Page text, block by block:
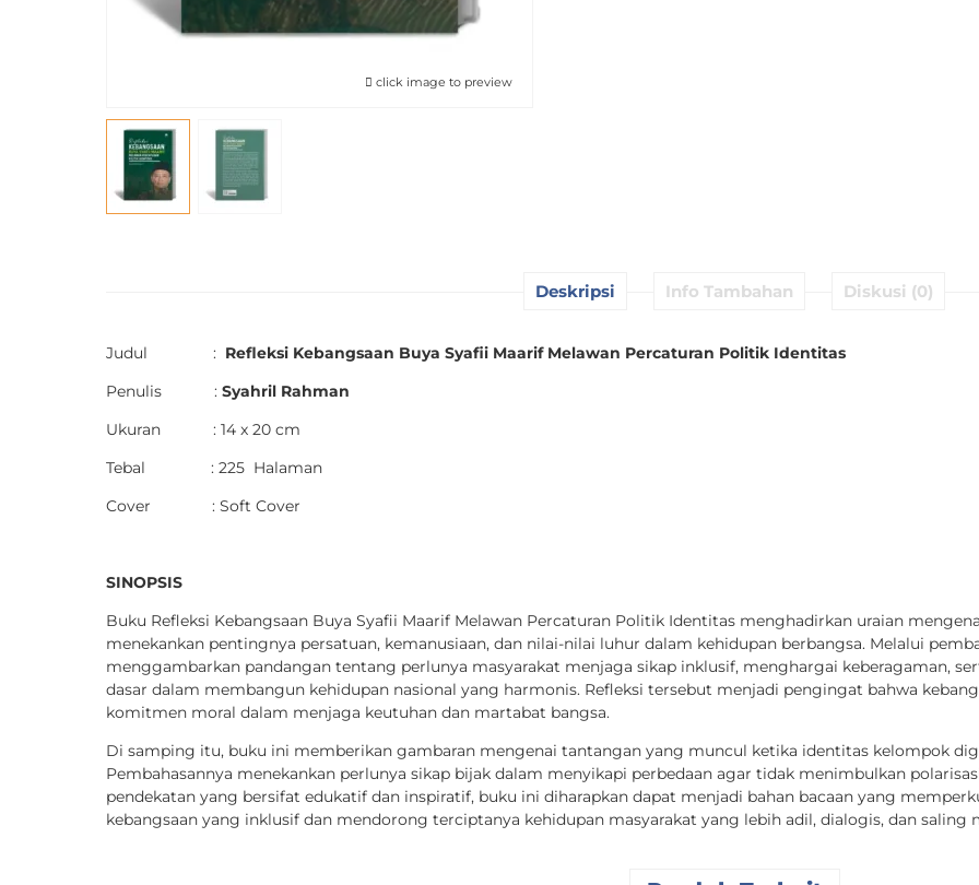
click image to preview
Deskripsi Info Tambahan Diskusi (0)
Judul : Refleksi Kebangsaan Buya Syafii Maarif Melawan Percaturan Politik Identitas
Penulis : Syahril Rahman
Ukuran : 14 x 20 cm
Tebal : 225 Halaman
Cover : Soft Cover
SINOPSIS
Buku Refleksi Kebangsaan Buya Syafii Maarif Melawan Percaturan Politik Identitas menghadirkan uraian
menekankan pentingnya persatuan, kemanusiaan, dan nilai-nilai luhur dalam kehidupan berbangsa. Melalui
menggambarkan pandangan tentang perlunya masyarakat menjaga sikap inklusif, menghargai keberagaman,
dasar dalam membangun kehidupan nasional yang harmonis. Refleksi tersebut menjadi pengingat bahwa
komitmen moral dalam menjaga keutuhan dan martabat bangsa.
Di samping itu, buku ini memberikan gambaran mengenai tantangan yang muncul ketika identitas kelompok
Pembahasannya menekankan perlunya sikap bijak dalam menyikapi perbedaan agar tidak menimbulkan
pendekatan yang bersifat edukatif dan inspiratif, buku ini diharapkan dapat menjadi bahan bacaan yang
kebangsaan yang inklusif dan mendorong terciptanya kehidupan masyarakat yang lebih adil, dialogis, dan saling